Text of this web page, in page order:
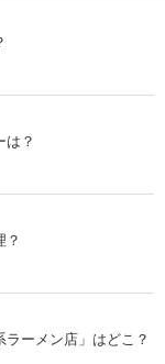
は？
？
ーメン店」はどこ？